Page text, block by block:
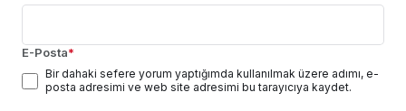
E-Posta*
Bir dahaki sefere yorum yaptığımda kullanılmak üzere adımı, e-
posta adresimi ve web site adresimi bu tarayıcıya kaydet.